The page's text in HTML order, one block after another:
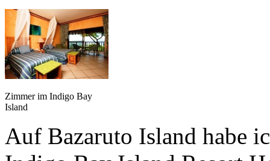
Zimmer im Indigo Bay
Island
Auf Bazaruto Island habe